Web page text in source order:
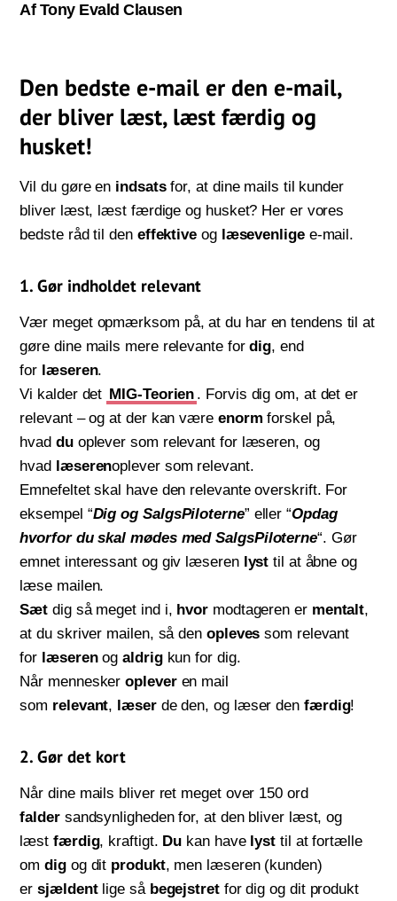
Af Tony Evald Clausen
Den bedste e-mail er den e-mail,
der bliver læst, læst færdig og
husket!
Vil du gøre en indsatsfor, at dine mails til kunder
bliver læst, læst færdige og husket? Her er vores
bedste råd til den effektive og læsevenligee-mail.
1. Gør indholdet relevant
Vær meget opmærksom på, at du har en tendens til at
gøre dine mails mere relevante fordig, end
for læseren.
Vi kalder det MIG-Teorien . Forvis dig om, at det er
relevant – og at der kan være enorm forskel på,
hvad duoplever som relevant for læseren, og
hvad
læserenoplever som relevant.
Emnefeltet skal have den relevante overskrift. For
eksempel “Dig og SalgsPiloterne” eller “Opdag
hvorfor du skal mødes med SalgsPiloterne“. Gør
emnet interessant og giv læseren lyst til at åbne og
læse mailen.
Sæt dig så meget ind i, hvor modtageren er mentalt,
at du skriver mailen, så den opleves som relevant
for læserenogaldrigkun for dig.
Når menneskeropleveren mail
som relevant, læserde den, og læser den færdig!
2. Gør det kort
Når dine mails bliver ret meget over 150 ord
faldersandsynligheden for, at den bliver læst, og
læst færdig, kraftigt. Du kan have lyst til at fortælle
omdigog dit produkt, men læseren (kunden)
ersjældentlige så begejstretfor dig og dit produkt